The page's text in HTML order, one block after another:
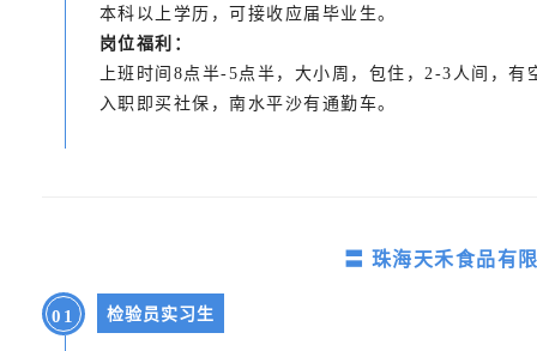
本科以上学历，可接收应届毕业生。
岗位福利：
上班时间8点半-5点半，大小周，包住，2-3人间，
入职即买社保，南水平沙有通勤车。
〓 珠海天禾食品有
0 1 检验员实习生